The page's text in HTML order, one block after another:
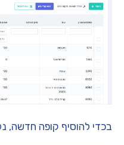
בכדי להוסיף קופה חדשה,